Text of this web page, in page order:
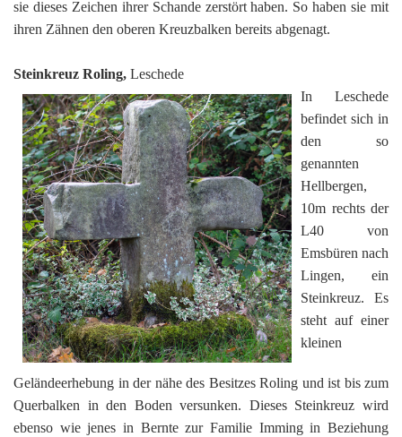
sie dieses Zeichen ihrer Schande zerstört haben. So haben sie mit
ihren Zähnen den oberen Kreuzbalken bereits abgenagt.
Steinkreuz Roling, Leschede
In Leschede
befindet sich in
den so
genannten
Hellbergen,
10m rechts der
L40 von
Emsbüren nach
Lingen, ein
Steinkreuz. Es
steht auf einer
kleinen
Geländeerhebung in der nähe des Besitzes Roling und ist bis zum
Querbalken in den Boden versunken. Dieses Steinkreuz wird
ebenso wie jenes in Bernte zur Familie Imming in Beziehung